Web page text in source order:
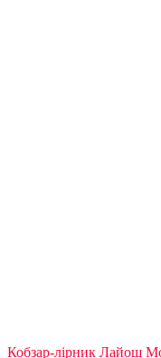
Кобзар-лірник Лайош